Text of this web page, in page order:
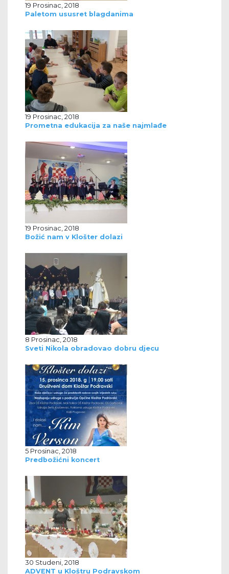
19 Prosinac, 2018
Paletom ususret blagdanima
19 Prosinac, 2018
Prometna edukacija za naše najmlađe
19 Prosinac, 2018
Božić nam v Klošter dolazi
8 Prosinac, 2018
Sveti Nikola obradovao dobru djecu
5 Prosinac, 2018
Predbožićni koncert
30 Studeni, 2018
ADVENT u Kloštru Podravskom